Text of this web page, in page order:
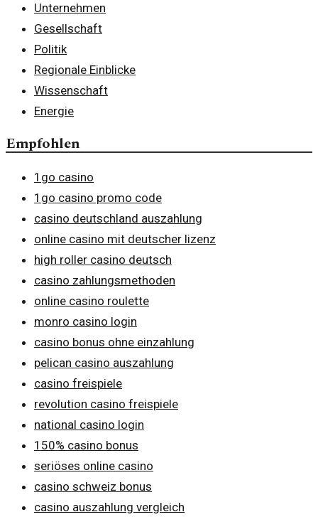
Unternehmen
Gesellschaft
Politik
Regionale Einblicke
Wissenschaft
Energie
Empfohlen
1go casino
1go casino promo code
casino deutschland auszahlung
online casino mit deutscher lizenz
high roller casino deutsch
casino zahlungsmethoden
online casino roulette
monro casino login
casino bonus ohne einzahlung
pelican casino auszahlung
casino freispiele
revolution casino freispiele
national casino login
150% casino bonus
seriöses online casino
casino schweiz bonus
casino auszahlung vergleich